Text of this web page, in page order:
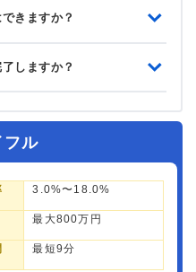
きますか？
しますか？
フル
3.0%〜18.0%
最大800万円
最短9分